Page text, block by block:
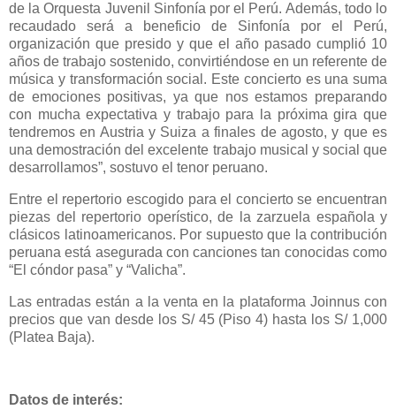
de la Orquesta Juvenil Sinfonía por el Perú. Además, todo lo
recaudado será a beneficio de Sinfonía por el Perú,
organización que presido y que el año pasado cumplió 10
años de trabajo sostenido, convirtiéndose en un referente de
música y transformación social. Este concierto es una suma
de emociones positivas, ya que nos estamos preparando
con mucha expectativa y trabajo para la próxima gira que
tendremos en Austria y Suiza a finales de agosto, y que es
una demostración del excelente trabajo musical y social que
desarrollamos”, sostuvo el tenor peruano.
Entre el repertorio escogido para el concierto se encuentran
piezas del repertorio operístico, de la zarzuela española y
clásicos latinoamericanos. Por supuesto que la contribución
peruana está asegurada con canciones tan conocidas como
“El cóndor pasa” y “Valicha”.
Las entradas están a la venta en la plataforma Joinnus con
precios que van desde los S/ 45 (Piso 4) hasta los S/ 1,000
(Platea Baja).
Datos de interés: